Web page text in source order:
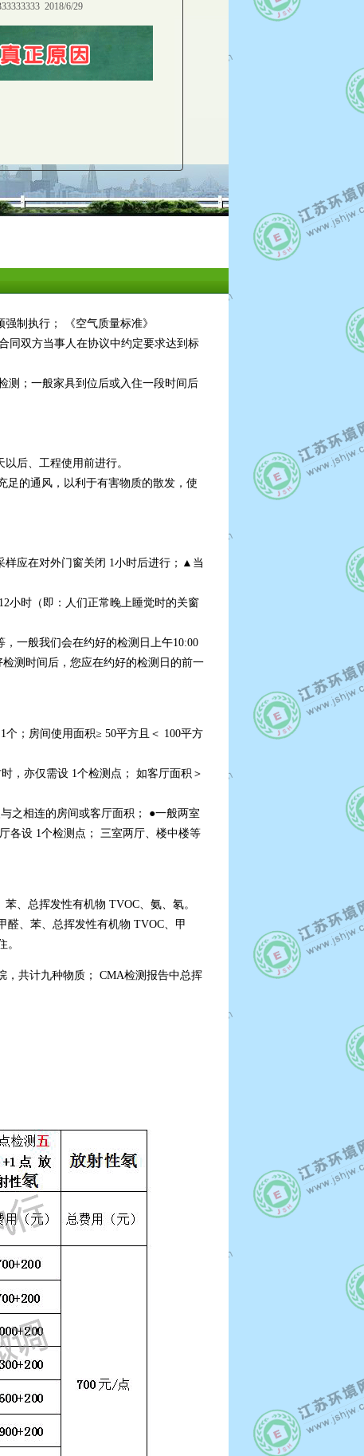
2018/6/29
制执行； 《空气质量标准》
同双方当事人在协议中约定要求达到标
测；一般家具到位后或入住一段时间后
后、工程使用前进行。
的通风，以利于有害物质的散发，使
样应在对外门窗关闭 1小时后进行；▲当
小时（即：人们正常晚上睡觉时的关窗
一般我们会在约好的检测日上午10:00
测时间后，您应在约好的检测日的前一
；房间使用面积≥ 50平方且＜ 100平方
，亦仅需设 1个检测点； 如客厅面积＞
之相连的房间或客厅面积； ●一般两室
各设 1个检测点； 三室两厅、楼中楼等
、总挥发性有机物 TVOC、氨、氡。
醛、苯、总挥发性有机物 TVOC、甲
。
，共计九种物质； CMA检测报告中总挥